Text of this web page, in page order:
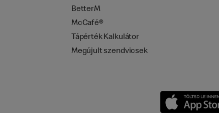
BetterM
McCafé®
Tápérték Kalkulátor
Megújult szendvicsek